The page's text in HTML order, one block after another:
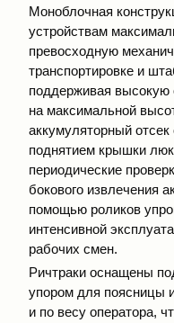
Моноблочная
устройствам
превосходную
транспортировке и
поддерживая высокую
на максимальной
аккумуляторный
поднятием крышки
периодические
бокового извлечения
помощью роликов
интенсивной
рабочих смен.
Ричтраки оснащены
упором для поясницы
и по весу оператора,